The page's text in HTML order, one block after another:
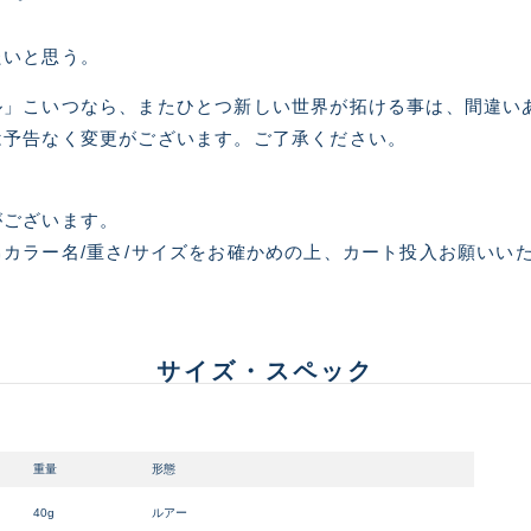
C-
かなり使用感があり、全体
D
品も含む
と思う。
こいつなら、またひとつ新しい世界が拓ける事は、間違い
告なく変更がございます。ご了承ください。
ざいます。
ラー名/重さ/サイズをお確かめの上、カート投入お願いいた
サイズ・スペック
重量 形態
40g ルアー